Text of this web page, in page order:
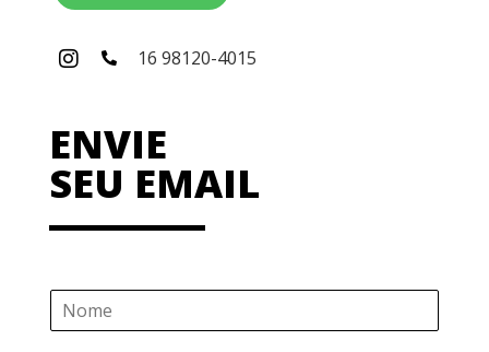
16 98120-4015
ENVIE
SEU EMAIL
N